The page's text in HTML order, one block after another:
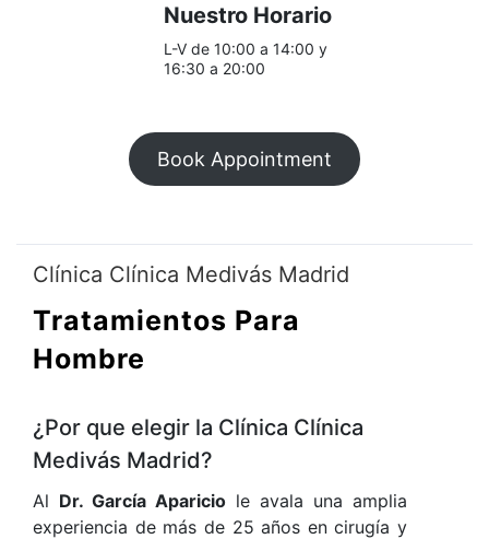
Nuestro Horario
L-V de 10:00 a 14:00 y
16:30 a 20:00
Book Appointment
Clínica Clínica Medivás Madrid
Tratamientos Para
Hombre
¿Por que elegir la Clínica Clínica
Medivás Madrid?
Al Dr. García Aparicio le avala una amplia
experiencia de más de 25 años en cirugía y